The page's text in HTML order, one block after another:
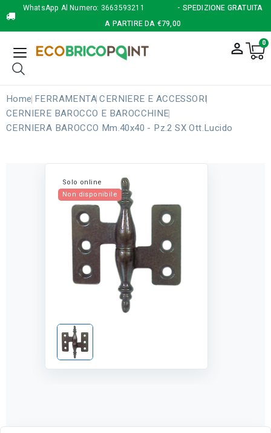
WhatsApp Al Numero: 3663593211
- SPEDIZIONE GRATUITA
A PARTIRE DA €79,00
person_outline 0
Home FERRAMENTA CERNIERE E ACCESSORI
CERNIERE BAROCCO E BAROCCHINE
CERNIERA BAROCCO Mm.40x40 - Pz.2 SX Ott.lucido
Solo online
Non disponibile